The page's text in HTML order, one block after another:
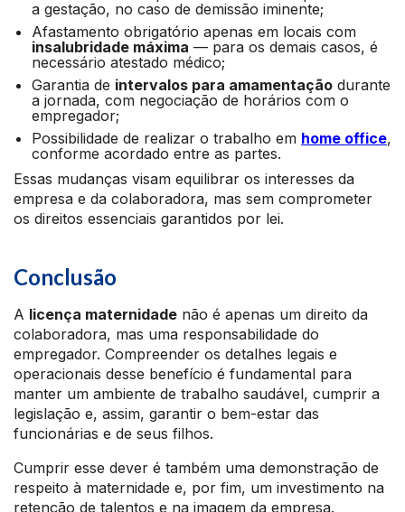
a gestação, no caso de demissão iminente;
Afastamento obrigatório apenas em locais com
insalubridade máxima — para os demais casos, é
necessário atestado médico;
Garantia de intervalos para amamentação durante
a jornada, com negociação de horários com o
empregador;
Possibilidade de realizar o trabalho em home office,
conforme acordado entre as partes.
Essas mudanças visam equilibrar os interesses da
empresa e da colaboradora, mas sem comprometer
os direitos essenciais garantidos por lei.
Conclusão
A licença maternidade não é apenas um direito da
colaboradora, mas uma responsabilidade do
empregador. Compreender os detalhes legais e
operacionais desse benefício é fundamental para
manter um ambiente de trabalho saudável, cumprir a
legislação e, assim, garantir o bem-estar das
funcionárias e de seus filhos.
Cumprir esse dever é também uma demonstração de
respeito à maternidade e, por fim, um investimento na
retenção de talentos e na imagem da empresa.